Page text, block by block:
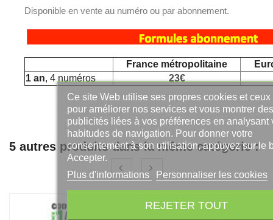
Disponible en vente au numéro ou par abonnement.
France métropolitaine
1 an, 4 numéros 23€
5 autres produits dans la même catégorie :
Ce site Web utilise ses propres cookies et ceux
pour améliorer nos services et vous montrer des
publicités liées à vos préférences en analysant
habitudes de navigation. Pour donner votre
consentement à son utilisation, appuyez sur le
Accepter.
Plus d'informations
Personnaliser les cookies
REJETER TOUT